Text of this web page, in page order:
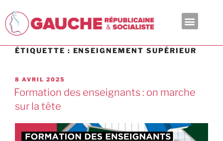
ÉTIQUETTE : ENSEIGNEMENT SUPÉRIEUR
8 AVRIL 2025
Formation des enseignants : on marche
sur la tête